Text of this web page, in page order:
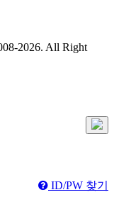
2026. All Right
ID/PW 찾기